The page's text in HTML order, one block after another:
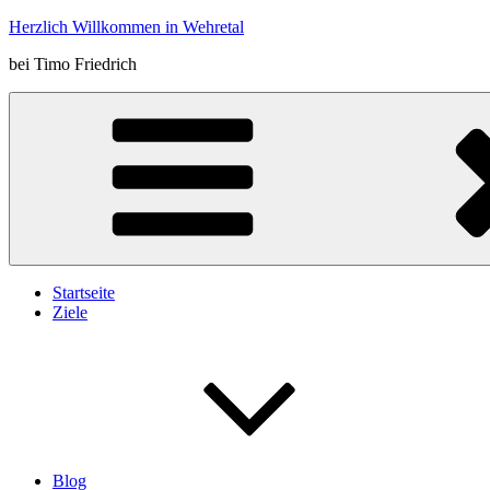
Zum
springen
Herzlich Willkommen in Wehretal
bei Timo Friedrich
Startseite
Ziele
Blog